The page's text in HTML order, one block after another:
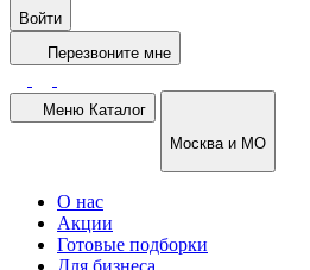
Войти
Перезвоните мне
Меню Каталог
Москва и МО
О нас
Акции
Готовые подборки
Для бизнеса